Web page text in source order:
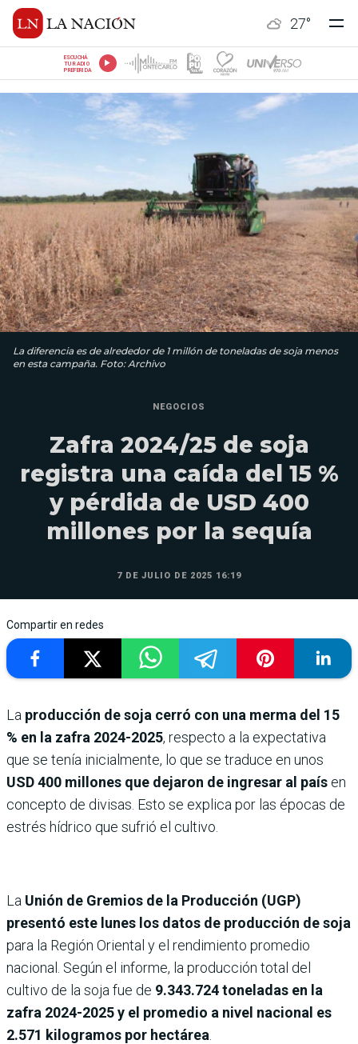
27°
ESCUCHÁ
TU RADIO
PREFERIDA
La diferencia es de alrededor de 1 millón de toneladas de soja menos
en esta campaña. Foto: Archivo
NEGOCIOS
Zafra 2024/25 de soja
registra una caída del 15 %
y pérdida de USD 400
millones por la sequía
7 DE JULIO DE 2025 16:19
Compartir en redes
La producción de soja cerró con una merma del 15
% en la zafra 2024-2025, respecto a la expectativa
que se tenía inicialmente, lo que se traduce en unos
USD 400 millones que dejaron de ingresar al país en
concepto de divisas. Esto se explica por las épocas de
estrés hídrico que sufrió el cultivo.
La Unión de Gremios de la Producción (UGP)
presentó este lunes los datos de producción de soja
para la Región Oriental y el rendimiento promedio
nacional. Según el informe, la producción total del
cultivo de la soja fue de 9.343.724 toneladas en la
zafra 2024-2025 y el promedio a nivel nacional es
2.571 kilogramos por hectárea